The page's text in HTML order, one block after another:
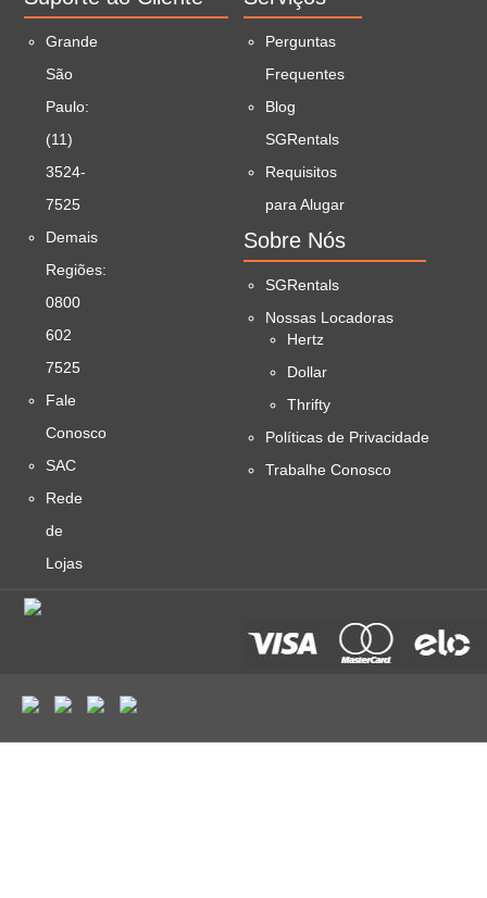
Grande
São
Paulo:
(11)
3524-
7525
Demais
Regiões:
0800
602
7525
Fale
Conosco
SAC
Rede
de
Lojas
Perguntas
Frequentes
Blog
SGRentals
Requisitos
para Alugar
Sobre Nós
SGRentals
Nossas Locadoras
Hertz
Dollar
Thrifty
Políticas de Privacidade
Trabalhe Conosco